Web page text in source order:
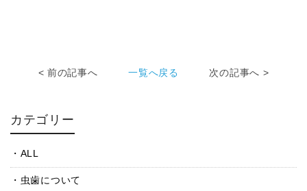
< 前の記事へ 一覧へ戻る 次の記事へ >
カテゴリー
ALL
虫歯について